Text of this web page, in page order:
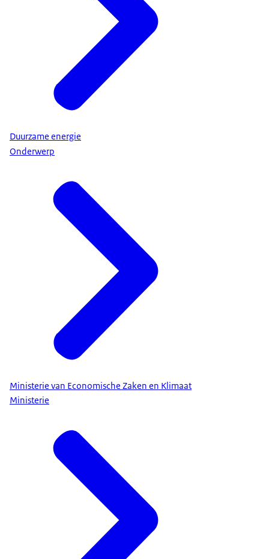
Duurzame energie
Onderwerp
Ministerie van Economische Zaken en Klimaat
Ministerie